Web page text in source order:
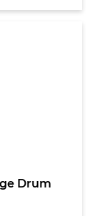
Drum